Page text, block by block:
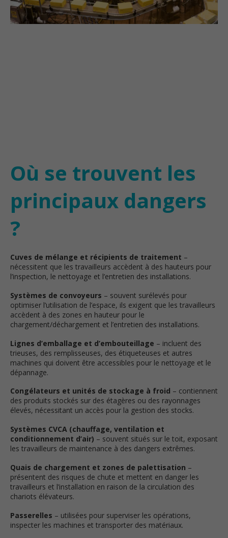
Où se trouvent les
principaux dangers
?
Cuves de mélange et récipients de traitement –
nécessitent que les travailleurs accèdent à des hauteurs pour
l’inspection, le nettoyage et l’entretien des installations.
Systèmes de convoyeurs – souvent surélevés pour
optimiser l’utilisation de l’espace, ils exigent que les travailleurs
accèdent à des zones en hauteur pour le
chargement/déchargement et l’entretien des installations.
Lignes d’emballage et d’embouteillage – incluent des
trieuses, des remplisseuses, des étiqueteuses et autres
machines qui doivent être accessibles pour le nettoyage et le
dépannage.
Congélateurs et unités de stockage à froid – contiennent
des produits stockés sur des étagères ou des rayonnages
élevés, nécessitant un accès pour la gestion des stocks.
Systèmes CVCA (chauffage, ventilation et
conditionnement d’air) – souvent situés sur le toit, exposant
les travailleurs de maintenance à des dangers extrêmes.
Quais de chargement et zones de palettisation –
présentent des risques de chute et mettent en danger les
travailleurs et l’installation en raison de la circulation des
chariots élévateurs.
Passerelles – utilisées pour superviser les opérations,
inspecter les machines et transporter des matériaux.